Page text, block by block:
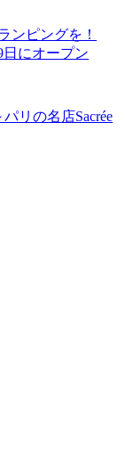
ンピングを！
日にオープン
リの名店Sacrée